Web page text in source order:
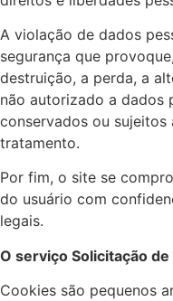
A violação de dados
segurança que
destruição, a perda, a
não autorizado a dados
conservados ou
tratamento.
Por fim, o site se
do usuário com
legais.
O serviço Solicitação
Cookies são pequenos